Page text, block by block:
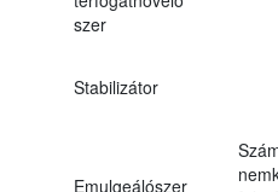
szer
Stabilizátor
Emulgeálószer